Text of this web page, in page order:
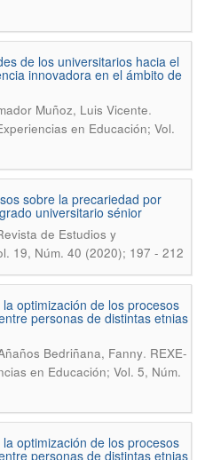
de los universitarios hacia el
innovadora en el ámbito de
Muñoz, Luis Vicente.
en Educación; Vol.
sobre la precariedad por
universitario sénior
de Estudios y
19, Núm. 40 (2020); 197 - 212
optimización de los procesos
personas de distintas etnias
Bedriñana, Fanny. REXE-
en Educación; Vol. 5, Núm.
optimización de los procesos
personas de distintas etnias